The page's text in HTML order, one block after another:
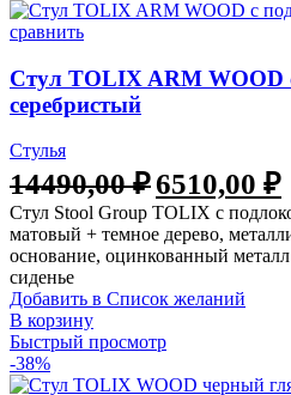
сравнить
Стул TOLIX ARM WOOD
серебристый
Стулья
14490,00₽6510,00 ₽
Стул Stool Group TOLIX с
матовый + темное дерево,
основание, оцинкованный
сиденье
Добавить в Список желаний
В корзину
Быстрый просмотр
-38%